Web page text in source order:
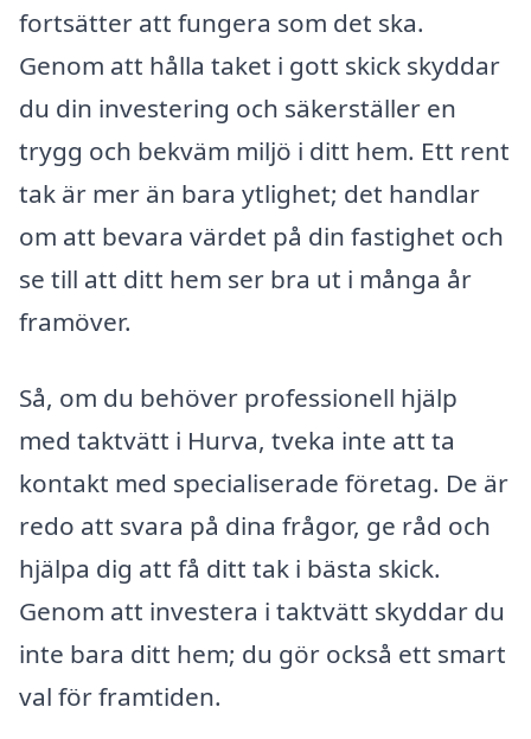
fortsätter att fungera som det ska.
Genom att hålla taket i gott skick skyddar
du din investering och säkerställer en
trygg och bekväm miljö i ditt hem. Ett rent
tak är mer än bara ytlighet; det handlar
om att bevara värdet på din fastighet och
se till att ditt hem ser bra ut i många år
framöver.
Så, om du behöver professionell hjälp
med taktvätt i Hurva, tveka inte att ta
kontakt med specialiserade företag. De är
redo att svara på dina frågor, ge råd och
hjälpa dig att få ditt tak i bästa skick.
Genom att investera i taktvätt skyddar du
inte bara ditt hem; du gör också ett smart
val för framtiden.